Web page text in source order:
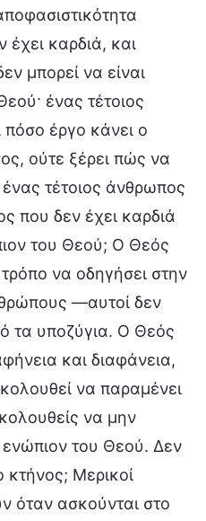
έχει καρδιά, και
μπορεί να είναι
ένας τέτοιος
έργο κάνει ο
ούτε ξέρει πώς να
ένας τέτοιος άνθρωπος
που δεν έχει καρδιά
του Θεού; Ο Θεός
να οδηγήσει στην
—αυτοί δεν
τα υποζύγια. Ο Θεός
και διαφάνεια,
να παραμένει
να μην
ενώπιον του Θεού. Δεν
κτήνος; Μερικοί
όταν ασκούνται στο